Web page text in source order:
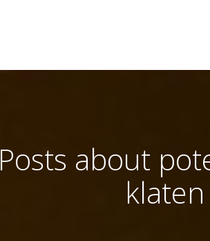
Posts about
klaten